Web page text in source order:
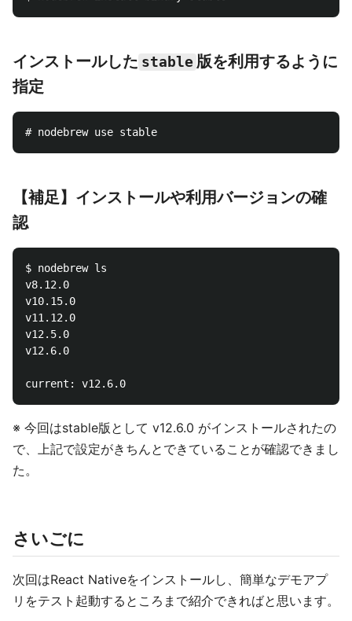
インストールした stable 版を利用するように
指定
【補足】インストールや利用バージョンの確
認
$ nodebrew ls
v8.12.0
v10.15.0
v11.12.0
v12.5.0
v12.6.0
※ 今回はstable版として v12.6.0 がインストールされたの
で、上記で設定がきちんとできていることが確認できまし
た。
さいごに
次回はReact Nativeをインストールし、簡単なデモアプ
リをテスト起動するところまで紹介できればと思います。